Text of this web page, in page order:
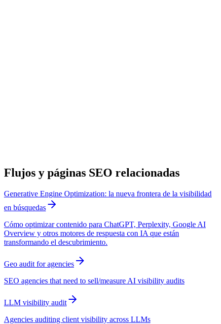
Flujos y páginas SEO relacionadas
Generative Engine Optimization: la nueva frontera de la visibilidad
en búsquedas
Cómo optimizar contenido para ChatGPT, Perplexity, Google AI
Overview y otros motores de respuesta con IA que están
transformando el descubrimiento.
Geo audit for agencies
SEO agencies that need to sell/measure AI visibility audits
LLM visibility audit
Agencies auditing client visibility across LLMs